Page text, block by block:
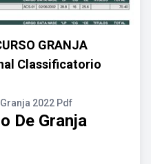
GRANJA
Classificatorio
2022 Pdf
De Granja